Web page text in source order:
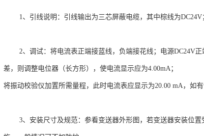
1、引线说明：引线输出为三芯屏蔽电缆，其中棕线为DC24V
2、调试：将电流表正端接蓝线，负端接花线；电源DC24V正
差，则调整电位器（长方形），使电流显示应为4.00mA；
将振动校验仪加置所需量程，此时电流表应显示为20.00 mA，如
3、安装尺寸及规范：参看变送器外形图，若变送器安装位置